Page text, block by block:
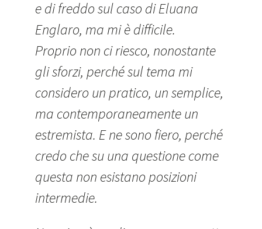
e di freddo sul caso di Eluana
Englaro, ma mi è difficile.
Proprio non ci riesco, nonostante
gli sforzi, perché sul tema mi
considero un pratico, un semplice,
ma contemporaneamente un
estremista. E ne sono fiero, perché
credo che su una questione come
questa non esistano posizioni
intermedie.